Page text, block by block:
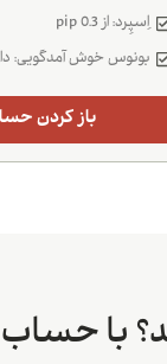
اِسپِرد: از 0.3 pip
بونوس خوش آمدگویی:
باز کردن
با